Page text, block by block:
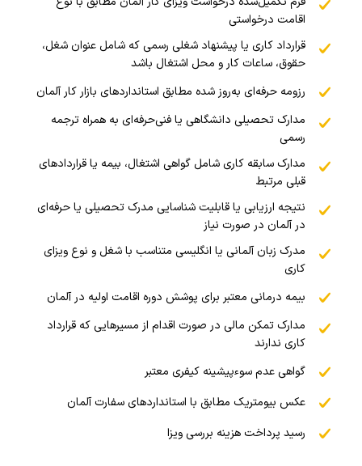
اقامت درخواستی
قرارداد کاری یا پیشنهاد شغلی رسمی که شامل عنوان شغل،
حقوق، ساعات کار و محل اشتغال باشد
رزومه حرفه‌ای به‌روز شده مطابق استانداردهای بازار کار آلمان
مدارک تحصیلی دانشگاهی یا فنی‌حرفه‌ای به همراه ترجمه
رسمی
مدارک سابقه کاری شامل گواهی اشتغال، بیمه یا قراردادهای
قبلی مرتبط
نتیجه ارزیابی یا قابلیت شناسایی مدرک تحصیلی یا حرفه‌ای
در آلمان در صورت نیاز
مدرک زبان آلمانی یا انگلیسی متناسب با شغل و نوع ویزای
کاری
بیمه درمانی معتبر برای پوشش دوره اقامت اولیه در آلمان
مدارک تمکن مالی در صورت اقدام از مسیرهایی که قرارداد
کاری ندارند
گواهی عدم سوءپیشینه کیفری معتبر
عکس بیومتریک مطابق با استانداردهای سفارت آلمان
رسید پرداخت هزینه بررسی ویزا